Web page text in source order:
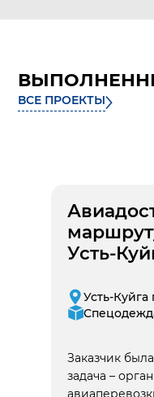
ВСЕ ПРОЕКТЫ
Усть-
Усть-Куйга
Заказчик
задача –